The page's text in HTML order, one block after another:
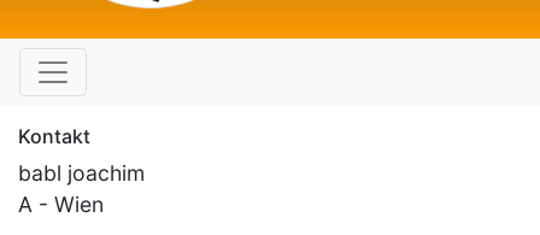
Kontakt
babl joachim
A - Wien